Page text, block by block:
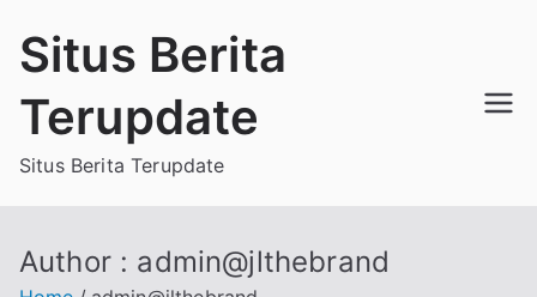
Situs Berita
Terupdate
Situs Berita Terupdate
Author : admin@jlthebrand